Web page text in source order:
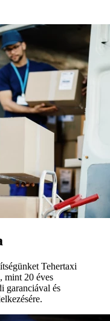
Tehertaxi
mint 20 éves
garanciával és